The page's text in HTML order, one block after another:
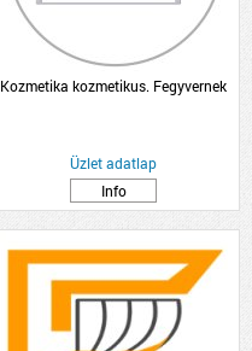
Kozmetika kozmetikus. Fegyvernek
Üzlet adatlap
Info